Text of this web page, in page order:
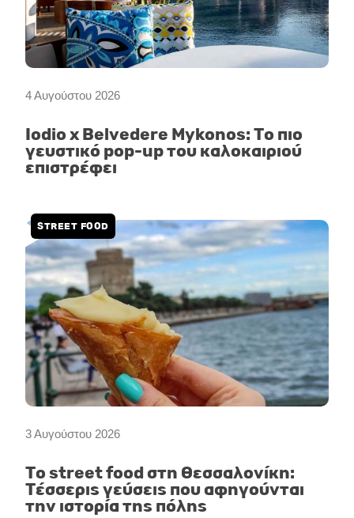
4 Αυγούστου 2026
Iodio x Belvedere Mykonos: Το πιο
γευστικό pop-up του καλοκαιριού
επιστρέφει
3 Αυγούστου 2026
STREET FOOD
Το street food στη Θεσσαλονίκη:
Τέσσερις γεύσεις που αφηγούνται
την ιστορία της πόλης